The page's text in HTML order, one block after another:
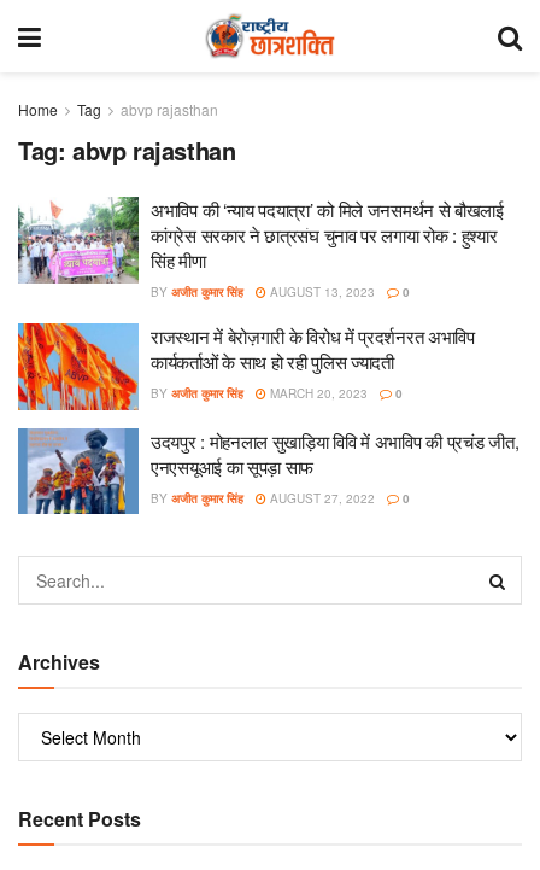
Home Tag abvp rajasthan
Tag: abvp rajasthan
अभाविप की ‘न्याय पदयात्रा’ को मिले जनसमर्थन से बौखलाई
कांग्रेस सरकार ने छात्रसंघ चुनाव पर लगाया रोक : हुश्यार
सिंह मीणा
BY अजीत कुमार सिंह AUGUST 13, 2023 0
राजस्थान में बेरोज़गारी के विरोध में प्रदर्शनरत अभाविप
कार्यकर्ताओं के साथ हो रही पुलिस ज्यादती
BY अजीत कुमार सिंह MARCH 20, 2023 0
उदयपुर : मोहनलाल सुखाड़िया विवि में अभाविप की प्रचंड जीत,
एनएसयूआई का सूपड़ा साफ
BY अजीत कुमार सिंह AUGUST 27, 2022 0
Archives
Recent Posts